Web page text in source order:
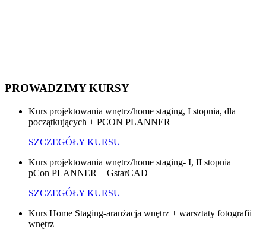
PROWADZIMY KURSY
Kurs projektowania wnętrz/home staging, I stopnia, dla
początkujących + PCON PLANNER
SZCZEGÓŁY KURSU
Kurs projektowania wnętrz/home staging- I, II stopnia +
pCon PLANNER + GstarCAD
SZCZEGÓŁY KURSU
Kurs Home Staging-aranżacja wnętrz + warsztaty fotografii
wnętrz